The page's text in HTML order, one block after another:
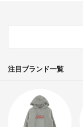
注目ブランド一覧